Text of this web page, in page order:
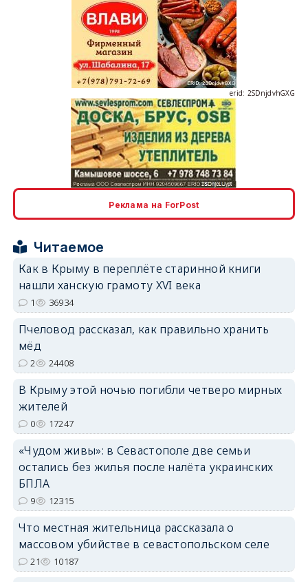
erid: 2SDnjdvhGXG
erid: 2SDnjcLUypt
erid: 2SDnjdPjgYS
Реклама на ForPost
Читаемое
Как в Крыму в переплёте старинной книги
нашли ханскую грамоту XVI века
1 36934
Пчеловод рассказал, как правильно хранить
мёд
2 24408
В Крыму этой ночью погибли четверо мирных
жителей
0 17247
«Чудом живы»: в Севастополе две семьи
остались без жилья после налёта украинских
БПЛА
9 12315
Что местная жительница рассказала о
массовом убийстве в севастопольском селе
21 10187